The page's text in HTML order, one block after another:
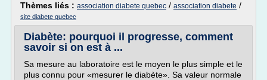
Thèmes liés : association diabete quebec / association diabete /
site diabete quebec
Diabète: pourquoi il progresse, comment
savoir si on est à ...
Sa mesure au laboratoire est le moyen le plus simple et le
plus connu pour «mesurer le diabète». Sa valeur normale